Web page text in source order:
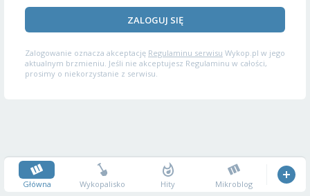
ZALOGUJ SIĘ
Zalogowanie oznacza akceptację Regulaminu serwisu Wykop.pl w jego
aktualnym brzmieniu. Jeśli nie akceptujesz Regulaminu w całości,
prosimy o niekorzystanie z serwisu.
Główna Wykopalisko Hity Mikroblog